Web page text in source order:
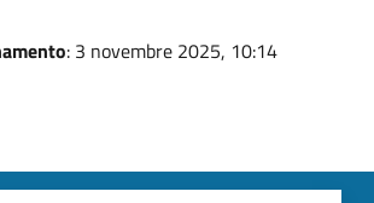
: 3 novembre 2025, 10:14